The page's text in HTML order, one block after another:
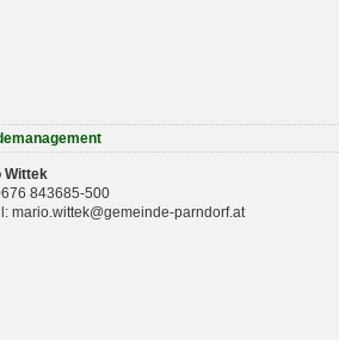
Wittek
843685-500
mario.wittek@gemeinde-parndorf.at